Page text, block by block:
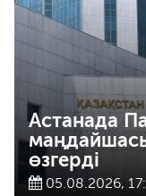
Астанада
өзгерді
05.08.2026,